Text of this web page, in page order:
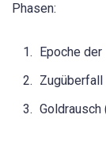
Phasen:
Epoche